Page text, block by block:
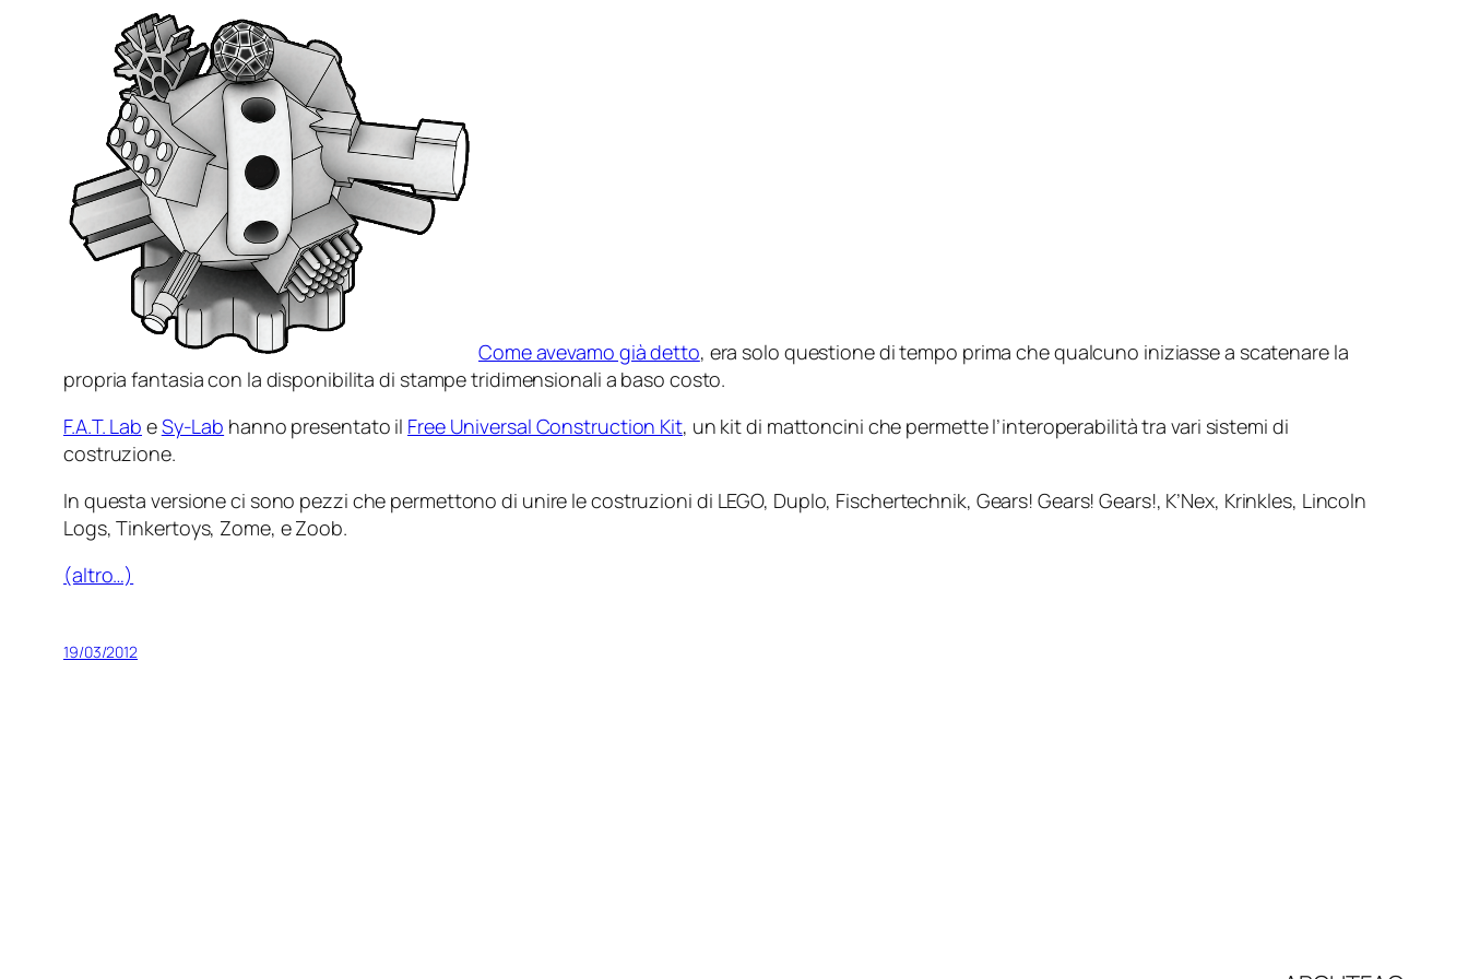
Come avevamo già detto, era solo questione di tempo prima che qualcuno iniziasse a scatenare la
propria fantasia con la disponibilita di stampe tridimensionali a baso costo.
F.A.T. Lab eSy-Lab hanno presentato il Free Universal Construction Kit, un kit di mattoncini che permette l’interoperabilità tra vari sistemi di
costruzione.
In questa versione ci sono pezzi che permettono di unire le costruzioni di LEGO, Duplo, Fischertechnik, Gears! Gears! Gears!, K’Nex, Krinkles, Lincoln
Logs, Tinkertoys, Zome, e Zoob.
(altro…)
19/03/2012